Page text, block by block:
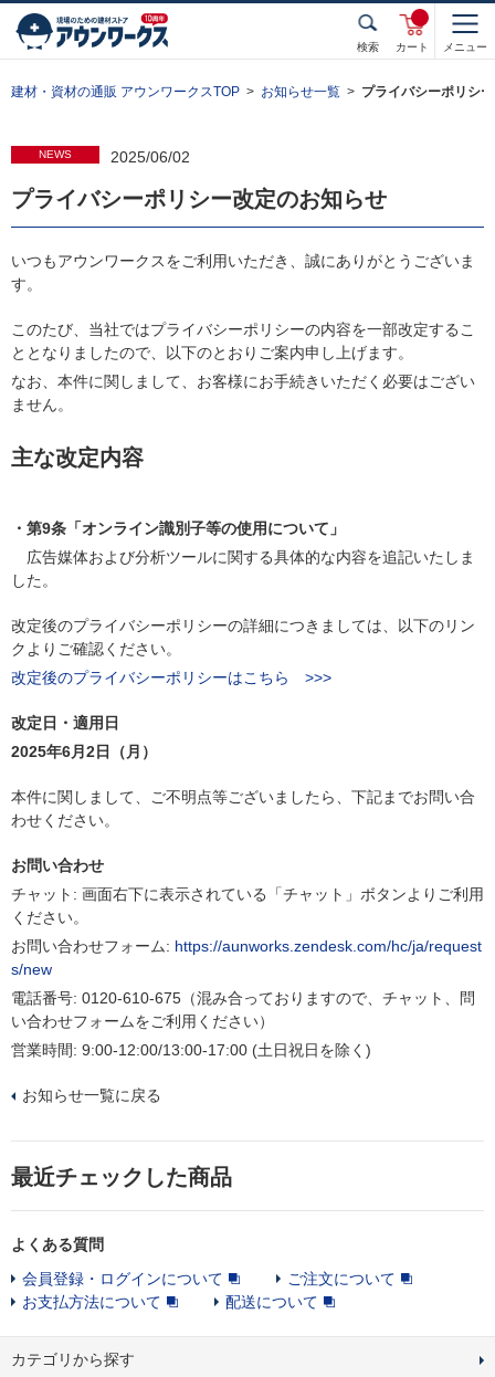
検索 カート メニュー
建材・資材の通販 アウンワークスTOP お知らせ一覧 プライバシーポリシ
プライバシーポリシー改定のお知らせ
NEWS 2025/06/02
いつもアウンワークスをご利用いただき、誠にありがとうございま
す。
このたび、当社ではプライバシーポリシーの内容を一部改定するこ
ととなりましたので、以下のとおりご案内申し上げます。
なお、本件に関しまして、お客様にお手続きいただく必要はござい
ません。
主な改定内容
・第9条「オンライン識別子等の使用について」
広告媒体および分析ツールに関する具体的な内容を追記いたしま
した。
改定後のプライバシーポリシーの詳細につきましては、以下のリン
クよりご確認ください。
改定後のプライバシーポリシーはこちら >>>
改定日・適用日
2025年6月2日（月）
本件に関しまして、ご不明点等ございましたら、下記までお問い合
わせください。
お問い合わせ
チャット: 画面右下に表示されている「チャット」ボタンよりご利用
ください。
お問い合わせフォーム: https://aunworks.zendesk.com/hc/ja/request
s/new
電話番号: 0120-610-675（混み合っておりますので、チャット、問
い合わせフォームをご利用ください）
営業時間: 9:00-12:00/13:00-17:00 (土日祝日を除く)
お知らせ一覧に戻る
最近チェックした商品
よくある質問
会員登録・ログインについて
ご注文について
お支払方法について
配送について
カテゴリから探す